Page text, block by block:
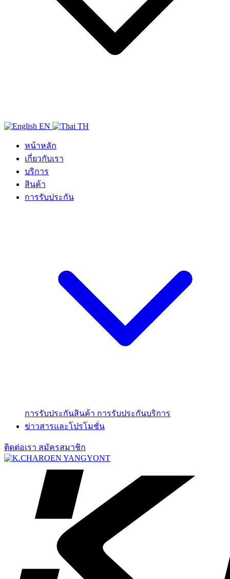
EN TH
หน้าหลัก
เกี่ยวกับเรา
บริการ
สินค้า
การรับประกัน
การรับประกันสินค้า การรับประกันบริการ
ข่าวสารและโปรโมชั่น
ติดต่อเรา สมัครสมาชิก